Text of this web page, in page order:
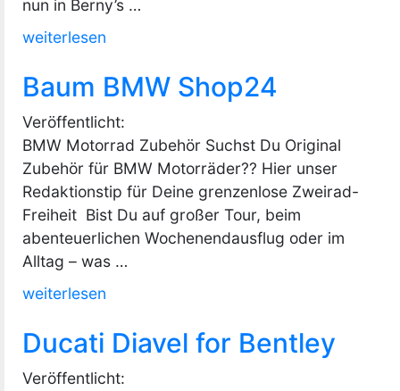
nun in Berny’s …
„Ride
Harley-
Pan
America“
weiterlesen
Baum BMW Shop24
Veröffentlicht:
BMW Motorrad Zubehör Suchst Du Original
Zubehör für BMW Motorräder?? Hier unser
Redaktionstip für Deine grenzenlose Zweirad-
Freiheit Bist Du auf großer Tour, beim
abenteuerlichen Wochenendausflug oder im
Alltag – was …
„Baum
Shop24“
weiterlesen
Ducati Diavel for Bentley
Veröffentlicht: